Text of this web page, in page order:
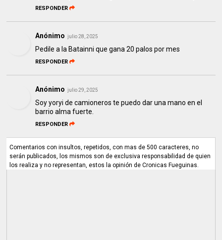
RESPONDER
Anónimo julio 28, 2025
Pedile a la Batainni que gana 20 palos por mes
RESPONDER
Anónimo julio 29, 2025
Soy yoryi de camioneros te puedo dar una mano en el
barrio alma fuerte.
RESPONDER
Comentarios con insultos, repetidos, con mas de 500 caracteres, no
serán publicados, los mismos son de exclusiva responsabilidad de quien
los realiza y no representan, estos la opinión de Cronicas Fueguinas.